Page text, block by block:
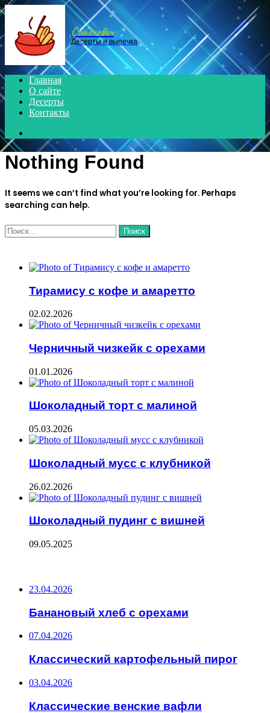
Menu
Сладкович
Десерты и выпечка
Главная
О сайте
Десерты
Контакты
Nothing Found
It seems we can’t find what you’re looking for. Perhaps
searching can help.
Найти:
Тирамису с кофе и амаретто
02.02.2026
Черничный чизкейк с орехами
01.01.2026
Шоколадный торт с малиной
05.03.2026
Шоколадный мусс с клубникой
26.02.2026
Шоколадный пудинг с вишней
09.05.2025
23.04.2026
Банановый хлеб с орехами
07.04.2026
Классический картофельный пирог
03.04.2026
Классические венские вафли